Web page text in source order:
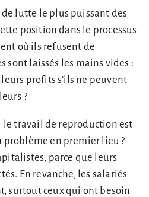
de lutte le plus puissant des
position dans le processus
où ils refusent de
sont laissés les mains vides :
profits s’ils ne peuvent
?
le travail de reproduction est
problème en premier lieu ?
parce que leurs
En revanche, les salariés
surtout ceux qui ont besoin